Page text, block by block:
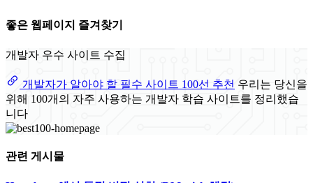
좋은 웹페이지 즐겨찾기
개발자 우수 사이트 수집
개발자가 알아야 할 필수 사이트 100선 추천 우리는 당신을
위해 100개의 자주 사용하는 개발자 학습 사이트를 정리했습
니다
관련 게시물